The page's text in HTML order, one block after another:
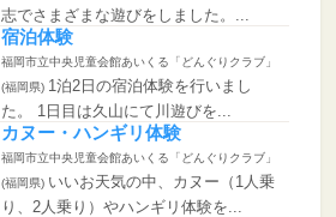
志でさまざまな遊びをしました。...
宿泊体験
福岡市立中央児童会館あいくる「どんぐりクラブ」
(福岡県) 1泊2日の宿泊体験を行いまし
た。 1日目は久山にて川遊びを...
カヌー・ハンギリ体験
福岡市立中央児童会館あいくる「どんぐりクラブ」
(福岡県) いいお天気の中、カヌー（1人乗
り、2人乗り）やハンギリ体験を...